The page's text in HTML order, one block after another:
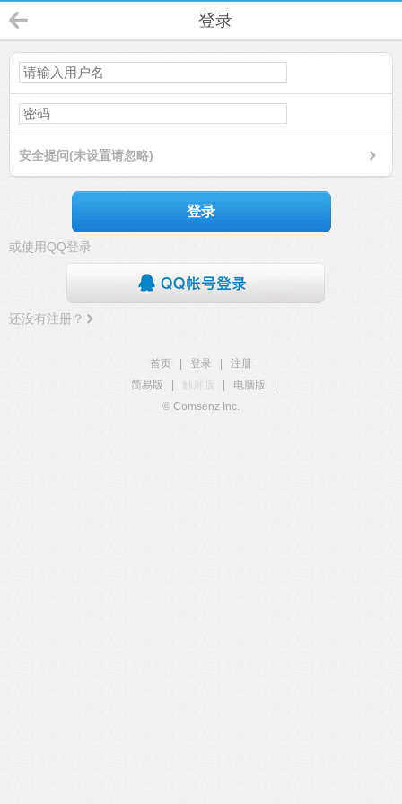
登录
安全提问(未设置请忽略)
登录
或使用QQ登录
还没有注册？
首页 登录
注册
简易版
触屏版 电脑版
© Comsenz Inc.